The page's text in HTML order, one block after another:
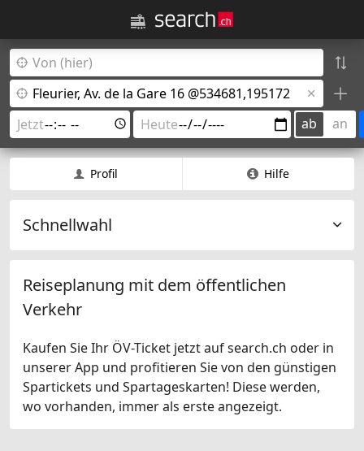
ab an
Profil Hilfe
Schnellwahl
Reiseplanung mit dem öffentlichen
Verkehr
Kaufen Sie Ihr ÖV-Ticket jetzt auf search.ch oder in
unserer App und profitieren Sie von den günstigen
Spartickets und Spartageskarten! Diese werden,
wo vorhanden, immer als erste angezeigt.